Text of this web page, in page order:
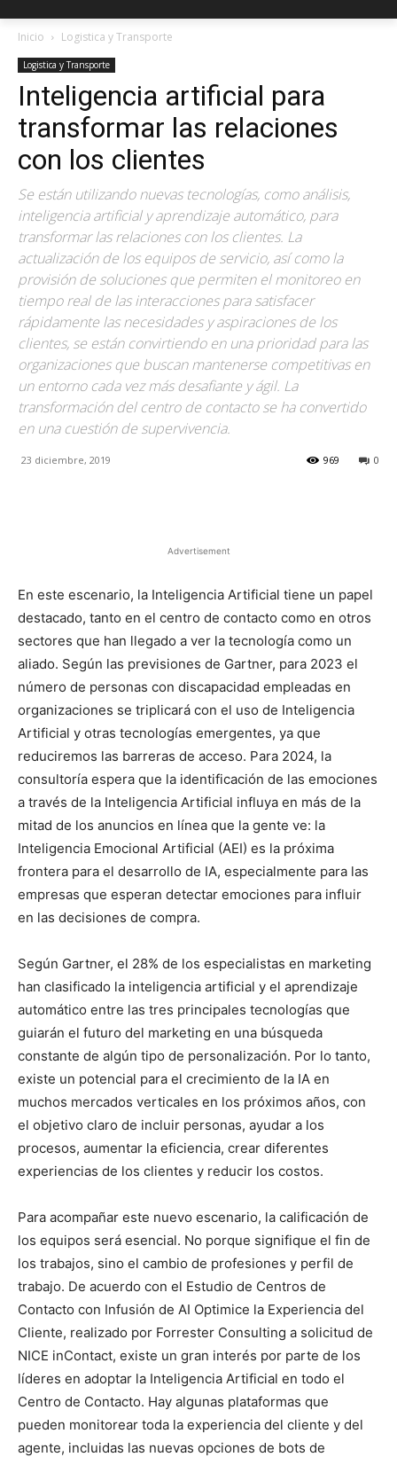
Inicio Logistica y Transporte
Logistica y Transporte
Inteligencia artificial para
transformar las relaciones
con los clientes
Se están utilizando nuevas tecnologías, como análisis,
inteligencia artificial y aprendizaje automático, para
transformar las relaciones con los clientes. La
actualización de los equipos de servicio, así como la
provisión de soluciones que permiten el monitoreo en
tiempo real de las interacciones para satisfacer
rápidamente las necesidades y aspiraciones de los
clientes, se están convirtiendo en una prioridad para las
organizaciones que buscan mantenerse competitivas en
un entorno cada vez más desafiante y ágil. La
transformación del centro de contacto se ha convertido
en una cuestión de supervivencia.
23 diciembre, 2019 0
969
Advertisement
En este escenario, la Inteligencia Artificial tiene un papel
destacado, tanto en el centro de contacto como en otros
sectores que han llegado a ver la tecnología como un
aliado. Según las previsiones de Gartner, para 2023 el
número de personas con discapacidad empleadas en
organizaciones se triplicará con el uso de Inteligencia
Artificial y otras tecnologías emergentes, ya que
reduciremos las barreras de acceso. Para 2024, la
consultoría espera que la identificación de las emociones
a través de la Inteligencia Artificial influya en más de la
mitad de los anuncios en línea que la gente ve: la
Inteligencia Emocional Artificial (AEI) es la próxima
frontera para el desarrollo de IA, especialmente para las
empresas que esperan detectar emociones para influir
en las decisiones de compra.
Según Gartner, el 28% de los especialistas en marketing
han clasificado la inteligencia artificial y el aprendizaje
automático entre las tres principales tecnologías que
guiarán el futuro del marketing en una búsqueda
constante de algún tipo de personalización. Por lo tanto,
existe un potencial para el crecimiento de la IA en
muchos mercados verticales en los próximos años, con
el objetivo claro de incluir personas, ayudar a los
procesos, aumentar la eficiencia, crear diferentes
experiencias de los clientes y reducir los costos.
Para acompañar este nuevo escenario, la calificación de
los equipos será esencial. No porque signifique el fin de
los trabajos, sino el cambio de profesiones y perfil de
trabajo. De acuerdo con el Estudio de Centros de
Contacto con Infusión de AI Optimice la Experiencia del
Cliente, realizado por Forrester Consulting a solicitud de
NICE inContact, existe un gran interés por parte de los
líderes en adoptar la Inteligencia Artificial en todo el
Centro de Contacto. Hay algunas plataformas que
pueden monitorear toda la experiencia del cliente y del
agente, incluidas las nuevas opciones de bots de